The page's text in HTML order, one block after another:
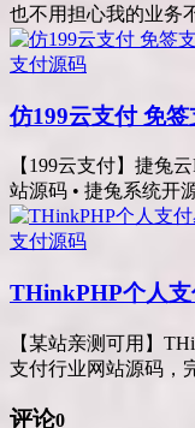
也不用担心我的业务
支付源码
仿199云支付 免
【199云支付】捷兔
站源码 • 捷兔系统开
支付源码
THinkPHP个人
【某站亲测可用】
支付行业网站源码，
评论0